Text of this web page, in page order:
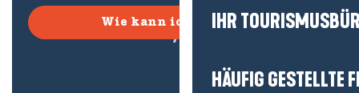
IHR
HÄUFIG GESTELLTE
Wie kann ich kommen?